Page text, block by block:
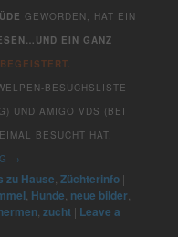
GEWORDEN, HAT EIN
EIN GANZ
BESUCHSLISTE
UND AMIGO VDS (BEI
BESUCHT HAT.
→
zu Hause ,Züchterinfo |
Hunde neue bilder
,zucht | Leave a